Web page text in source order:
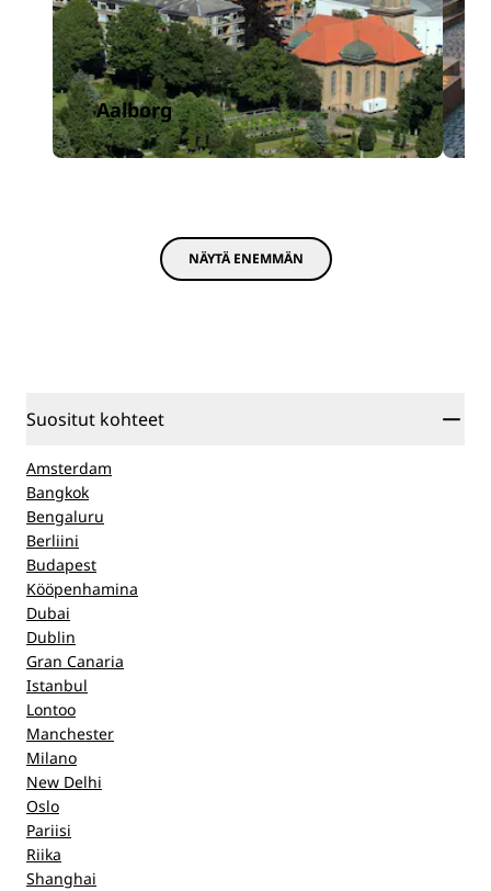
Aalborg
NÄYTÄ ENEMMÄN
Suositut kohteet
Amsterdam
Bangkok
Bengaluru
Berliini
Budapest
Kööpenhamina
Dubai
Dublin
Gran Canaria
Istanbul
Lontoo
Manchester
Milano
New Delhi
Oslo
Pariisi
Riika
Shanghai